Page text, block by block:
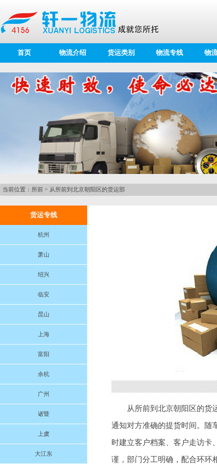
首页 物流介绍 货运类别 物流专线 物
当前位置： 所前 > 从所前到北京朝阳区的货运部
货运专线
杭州
萧山
绍兴
临安
昆山
上海
富阳
余杭
广州
诸暨
上虞
大江东
从所前到北京朝阳区的货
通知对方准确的提货时间。随
时建立客户档案、客户走访卡
谨，部门分工明确，配合环环